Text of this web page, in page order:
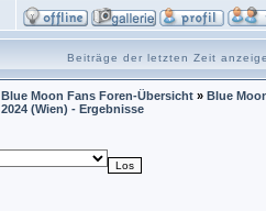
Beiträge der letzten Zeit
Blue Moon Fans Foren-Übersicht » Blue
2024 (Wien) - Ergebnisse